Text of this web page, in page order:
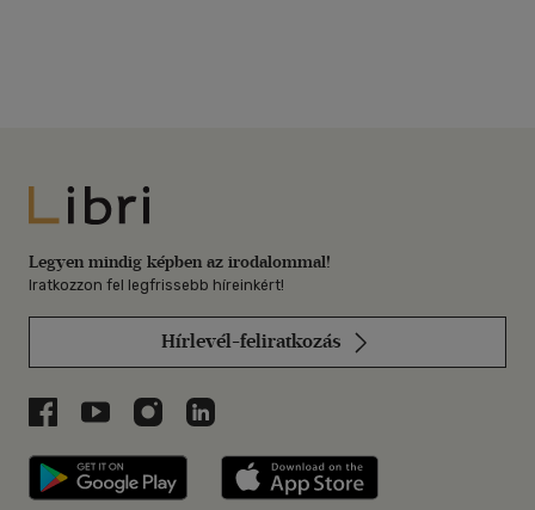
Libri
Legyen mindig képben az irodalommal!
Iratkozzon fel legfrissebb híreinkért!
Hírlevél-feliratkozás
Libri a Facebookon
Libri a Youtube-on
Libri az Instagramon
Libri a LinkedInen
Libri applikáció Szerezd meg: Google